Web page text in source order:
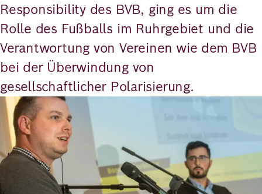
Responsibility des BVB, ging es um die
Rolle des Fußballs im Ruhrgebiet und die
Verantwortung von Vereinen wie dem BVB
bei der Überwindung von
gesellschaftlicher Polarisierung.
Bild